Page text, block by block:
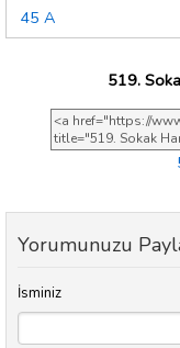
45 A
519.
Yorumunuzu
İsminiz